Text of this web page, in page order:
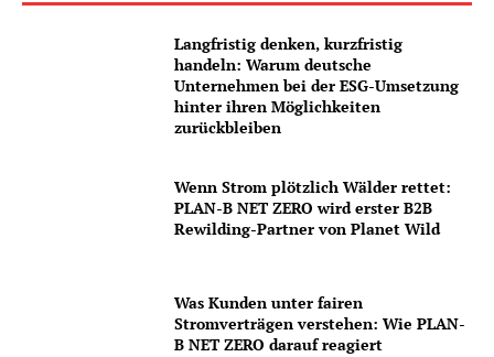
Langfristig denken, kurzfristig
handeln: Warum deutsche
Unternehmen bei der ESG-Umsetzung
hinter ihren Möglichkeiten
zurückbleiben
Wenn Strom plötzlich Wälder rettet:
PLAN-B NET ZERO wird erster B2B
Rewilding-Partner von Planet Wild
Was Kunden unter fairen
Stromverträgen verstehen: Wie PLAN-
B NET ZERO darauf reagiert